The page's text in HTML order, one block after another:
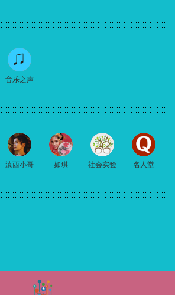
音乐之声
滇西小哥 如琪 社会实验 名人堂